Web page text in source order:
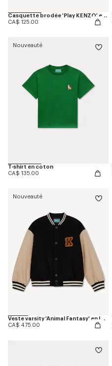
Casquette brodée 'Play KENZO' en coton
CA$ 125.00
Nouveauté
T-shirt en coton
CA$ 135.00
Nouveauté
Veste varsity 'Animal Fantasy' en laine melangée
CA$ 475.00